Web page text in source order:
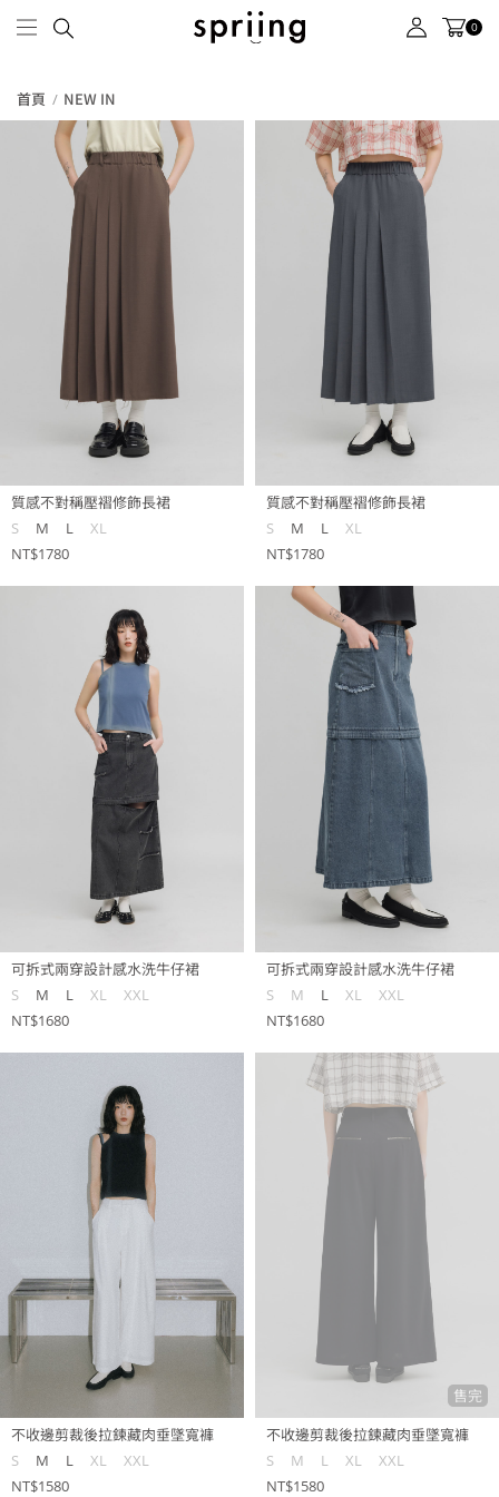
0
首頁 NEW IN
質感不對稱壓褶修飾長裙
S
M L
XL
NT$1780
質感不對稱壓褶修飾長裙
S
M L
XL
NT$1780
可拆式兩穿設計感水洗牛仔裙
S
M L XL
XXL
NT$1680
可拆式兩穿設計感水洗牛仔裙
S
M L XL
XXL
NT$1680
不收邊剪裁後拉鍊藏肉垂墜寬褲
S
M L XL
XXL
NT$1580
售完
不收邊剪裁後拉鍊藏肉垂墜寬褲
S
M L XL
XXL
NT$1580